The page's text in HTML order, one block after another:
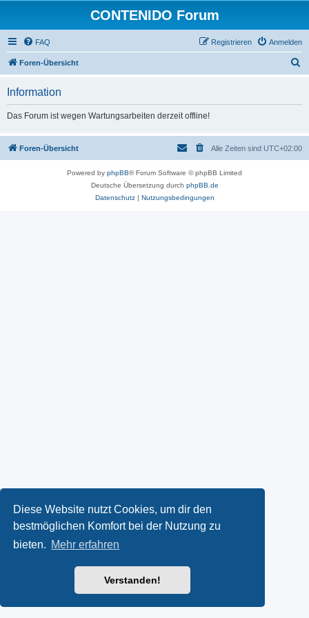
Diese Website nutzt Cookies, um dir den
bestmöglichen Komfort bei der Nutzung zu
bieten. Mehr erfahren
Verstanden!
CONTENIDO Forum
FAQ Anmelden
Registrieren
Foren-Übersicht
Information
Das Forum ist wegen Wartungsarbeiten derzeit offline!
Foren-Übersicht Alle Zeiten sind UTC+02:00
Powered by phpBB® Forum Software © phpBB Limited
Deutsche Übersetzung durch phpBB.de
Datenschutz| Nutzungsbedingungen